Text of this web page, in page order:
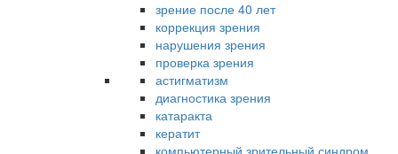
зрение после 40 лет
коррекция зрения
нарушения зрения
проверка зрения
астигматизм
диагностика зрения
катаракта
кератит